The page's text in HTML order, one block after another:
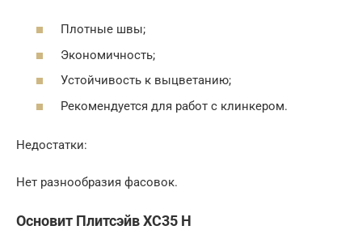
Плотные швы;
Экономичность;
Устойчивость к выцветанию;
Рекомендуется для работ с клинкером.
Недостатки:
Нет разнообразия фасовок.
Основит Плитсэйв XC35 H